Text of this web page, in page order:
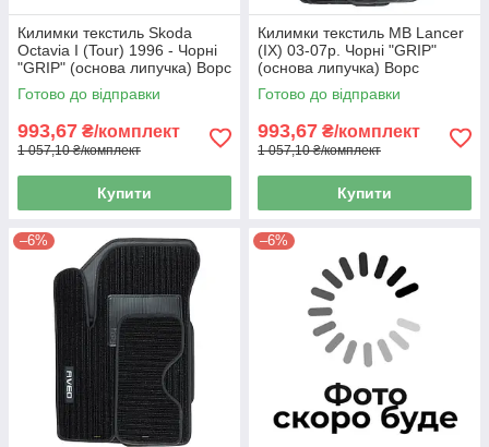
Килимки текстиль Skoda
Octavia I (Tour) 1996 - Чорні
"GRIP" (основа липучка) Ворс
стриже
Готово до відправки
993,67 ₴/комплект
1 057,10 ₴/комплект
Купити
Килимки текстиль MB Lancer
(IX) 03-07р. Чорні "GRIP"
(основа липучка) Ворс
стрижений.
Готово до відправки
993,67 ₴/комплект
1 057,10 ₴/комплект
Купити
–6% –6%